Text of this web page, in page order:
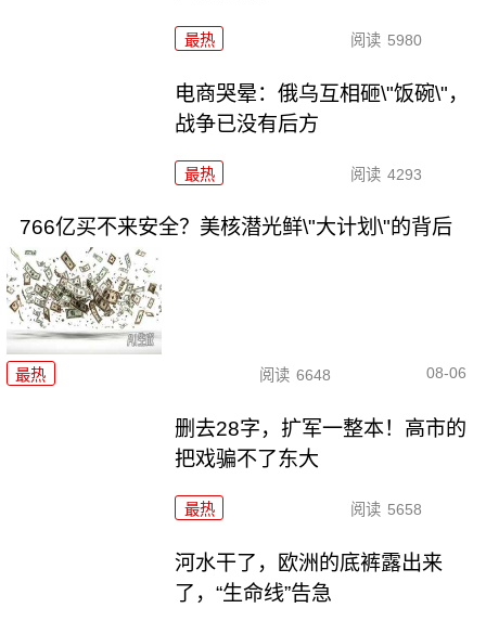
最热 阅读 5980
电商哭晕：俄乌互相砸\"饭碗\"，
战争已没有后方
最热 阅读 4293
766亿买不来安全？美核潜光鲜\"大计划\"的背后
最热 阅读 6648 08-06
删去28字，扩军一整本！高市的
把戏骗不了东大
最热 阅读 5658
河水干了，欧洲的底裤露出来
了，“生命线”告急